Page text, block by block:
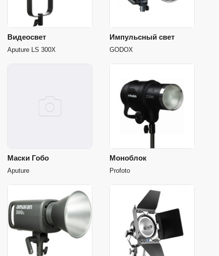
Видеосвет
Aputure LS 300X
Импульсный свет
GODOX
Маски Гобо
Aputure
Моноблок
Profoto